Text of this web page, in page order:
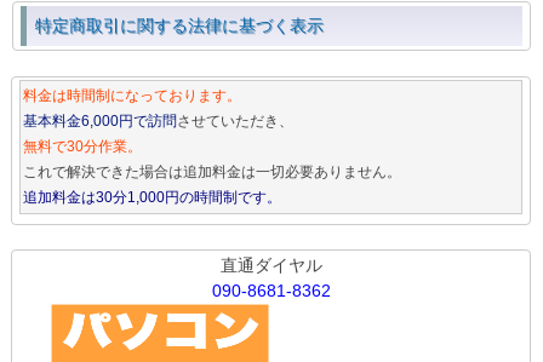
特定商取引に関する法律に基づく表示
料金は時間制になっております。
基本料金6,000円で訪問させていただき、
無料で30分作業。
これで解決できた場合は追加料金は一切必要ありません。
追加料金は30分1,000円の時間制です。
直通ダイヤル
090-8681-8362